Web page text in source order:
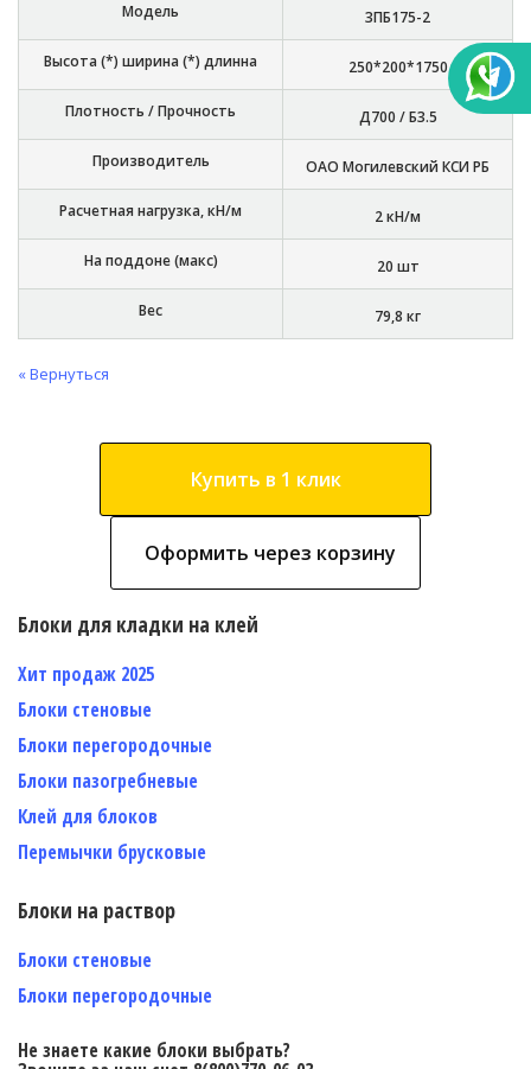
Модель 3ПБ175-2
Высота (*) ширина (*) длинна 250*200*1750
Плотность / Прочность Д700 / Б3.5
Производитель ОАО Могилевский КСИ РБ
Расчетная нагрузка, кН/м 2 кН/м
На поддоне (макс) 20 шт
Вес 79,8 кг
« Вернуться
Купить в 1 клик
Оформить через корзину
Блоки для кладки на клей
Хит продаж 2025
Блоки стеновые
Блоки перегородочные
Блоки пазогребневые
Клей для блоков
Перемычки брусковые
Блоки на раствор
Блоки стеновые
Блоки перегородочные
Не знаете какие блоки выбрать?